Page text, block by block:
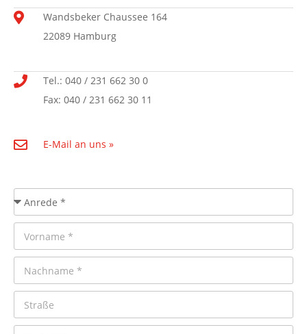
Wandsbeker Chaussee 164
22089 Hamburg
Tel.: 040 / 231 662 30 0
Fax: 040 / 231 662 30 11
E-Mail an uns »